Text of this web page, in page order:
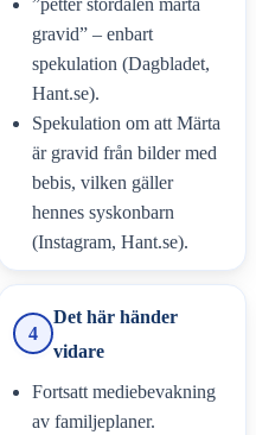
”petter stordalen märta
gravid” – enbart
spekulation (Dagbladet,
Hant.se).
Spekulation om att Märta
är gravid från bilder med
bebis, vilken gäller
hennes syskonbarn
(Instagram, Hant.se).
4
Det här händer
vidare
Fortsatt mediebevakning
av familjeplaner.